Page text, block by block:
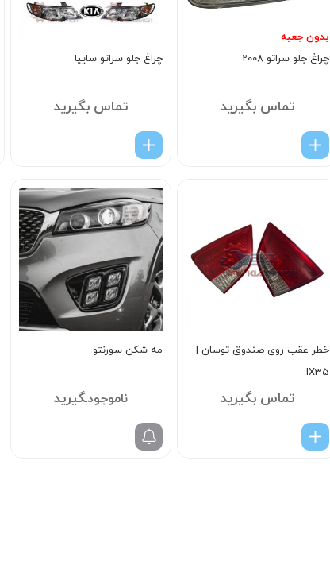
بدون جعبه
چراغ جلو سراتو 2008
تماس بگیرید
چراغ جلو سراتو سایپا
تماس بگیرید
خطر عقب روی صندوق توسان |
IX35
تماس بگیرید
مه شکن سورنتو
تماس بگیرید